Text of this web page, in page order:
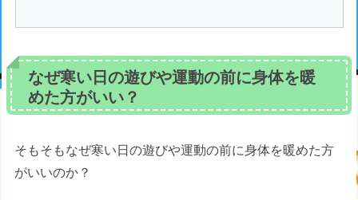
なぜ寒い日の遊びや運動の前に身体を暖
めた方がいい？
そもそもなぜ寒い日の遊びや運動の前に身体を暖めた方
がいいのか？